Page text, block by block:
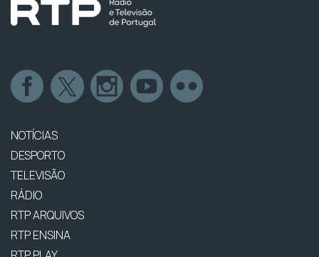
NOTÍCIAS
DESPORTO
TELEVISÃO
RÁDIO
RTP ARQUIVOS
RTP ENSINA